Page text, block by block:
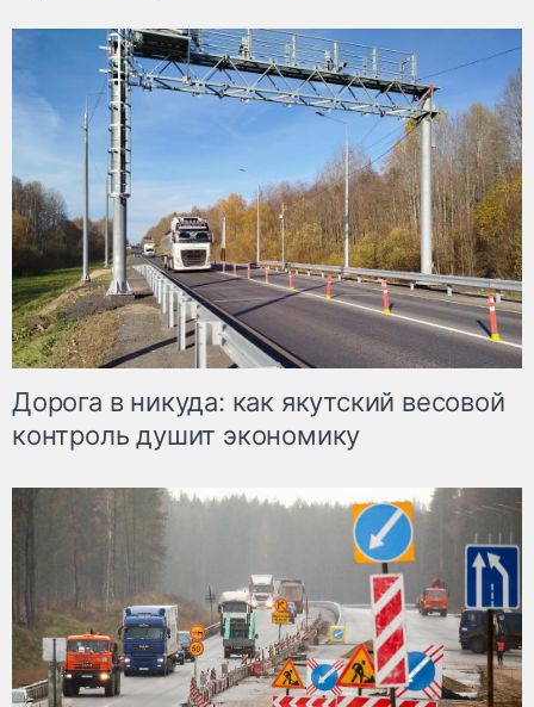
Дорога в никуда: как якутский весовой
контроль душит экономику